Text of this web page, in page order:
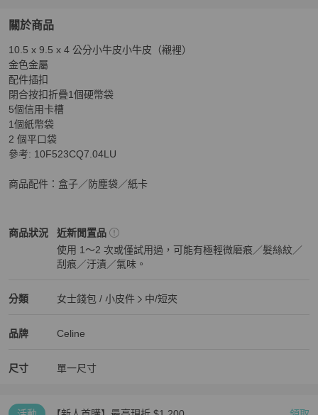
關於商品
關於 celine 緞面小牛皮 焦糖色金鈕扣三折短夾
10.5 x 9.5 x 4 公分小牛皮小牛皮（襯裡）
金色金屬
配件插扣
閉合按扣折疊1個硬幣袋
5個信用卡槽
1個紙幣袋
2 個平口袋
參考: 10F523CQ7.04LU
商品配件：盒子／防塵袋／紙卡
商品狀況
Celine女士錢包 / 小皮件商品狀態與細節
近新閒置品
使用 1～2 次或僅試用過，可能有極輕微磨痕／髮絲紋／
刮痕／汙漬／氣味。
分類
Celine 女士錢包 / 小皮件分類資訊
女士錢包 / 小皮件
中/短夾
品牌
Celine 女士錢包 / 小皮件
Celine
Celine 推薦清單
尺寸 單一尺寸